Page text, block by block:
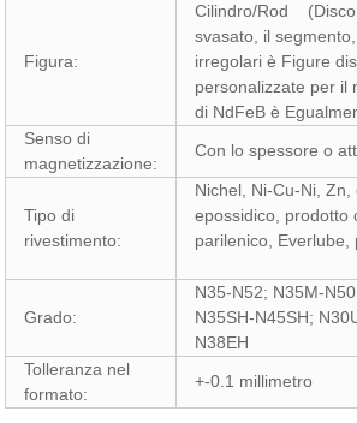
Figura:
Cilindro/Rod
svasato, il
irregolari è Figure
personalizzate per il
di NdFeB è
Senso di
magnetizzazione:
Con lo spessore o
Tipo di
rivestimento:
Nichel, Ni-Cu-Ni, Zn,
epossidico, prodotto
parilenico, Everlube,
Grado:
N35-N52; N35M-
N35SH-N45SH;
N38EH
Tolleranza nel
formato:
+-0.1 millimetro